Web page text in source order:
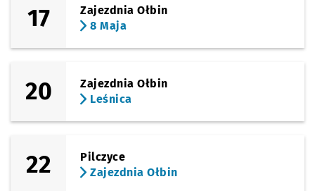
17
Zajezdnia Ołbin
8 Maja
20
Zajezdnia Ołbin
Leśnica
22
Pilczyce
Zajezdnia Ołbin